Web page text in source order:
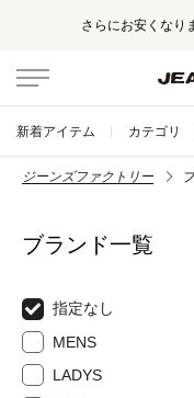
さらにお安くなり
新着アイテム カテゴリ
ジーンズファクトリー
ブランド一覧
指定なし
MENS
LADYS